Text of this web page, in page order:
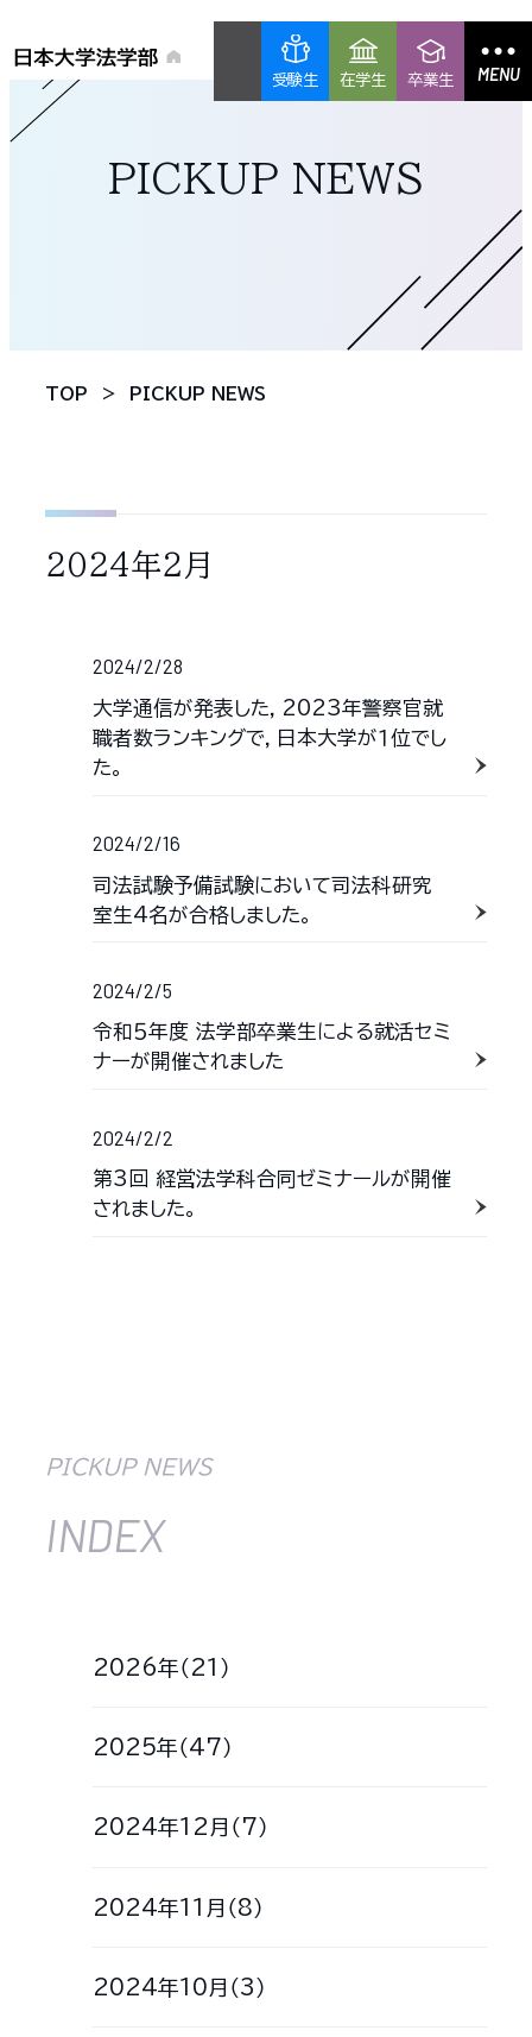
受験生 在学生 卒業生 MENU
PICKUP NEWS
TOP PICKUP NEWS
2024年2月
2024/2/28
大学通信が発表した，2023年警察官就
職者数ランキングで，日本大学が１位でし
た。
2024/2/16
司法試験予備試験において司法科研究
室生4名が合格しました。
2024/2/5
令和５年度 法学部卒業生による就活セミ
ナーが開催されました
2024/2/2
第3回 経営法学科合同ゼミナールが開催
されました。
PICKUP NEWS
INDEX
2026年（21）
2025年（47）
2024年12月（7）
2024年11月（8）
2024年10月（3）